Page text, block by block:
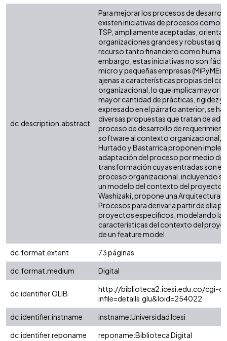
dc.description.abstract
Para mejorar los procesos de
existen iniciativas de procesos como
TSP, ampliamente aceptadas,
organizaciones grandes y robustas
recurso tanto financiero como
embargo, estas iniciativas no son
micro y pequeñas empresas (MiPyMEs)
ajenas a características propias del
organizacional, lo que implica mayor
mayor cantidad de prácticas, rigidez y
expresado en el párrafo anterior, se
diversas propuestas que tratan de
proceso de desarrollo de
software al contexto organizacional,
Hurtado y Bastarrica proponen
adaptación del proceso por medio de
transformación cuyas entradas son el
proceso organizacional, incluyendo
un modelo del contexto del
Washizaki, propone una Arquitectura
Procesos para derivar a partir de ella
proyectos específicos, modelando las
características del contexto del
de un feature model.
dc.format.extent
73 páginas
dc.format.medium
Digital
dc.identifier.OLIB
http://biblioteca2.icesi.edu.co/cgi-
infile=details.glu&loid=254022
dc.identifier.instname
instname:Universidad Icesi
dc.identifier.reponame
reponame:Biblioteca Digital